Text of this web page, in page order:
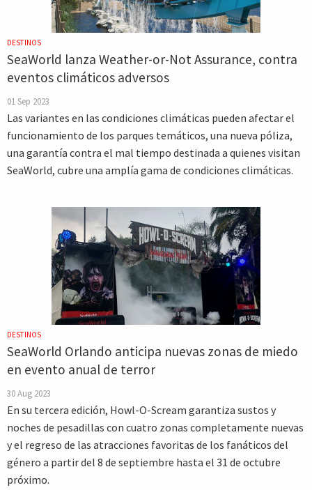
DESTINOS
SeaWorld lanza Weather-or-Not Assurance, contra
eventos climáticos adversos
01 Sep 2023
Las variantes en las condiciones climáticas pueden afectar el
funcionamiento de los parques temáticos, una nueva póliza,
una garantía contra el mal tiempo destinada a quienes visitan
SeaWorld, cubre una amplía gama de condiciones climáticas.
DESTINOS
SeaWorld Orlando anticipa nuevas zonas de miedo
en evento anual de terror
30 Aug 2023
En su tercera edición, Howl-O-Scream garantiza sustos y
noches de pesadillas con cuatro zonas completamente nuevas
y el regreso de las atracciones favoritas de los fanáticos del
género a partir del 8 de septiembre hasta el 31 de octubre
próximo.